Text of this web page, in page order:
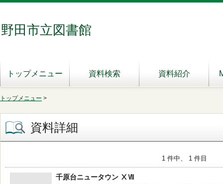
野田市立図書館
トップメニュー 資料検索 資料紹介
トップメニュー >
資料詳細
1 件中、 1 件目
千原台ニュータウン ⅩⅦ